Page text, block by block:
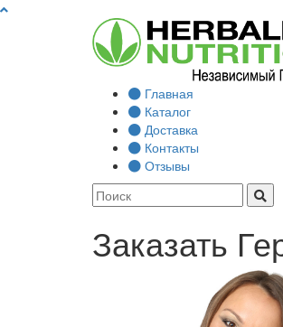
Главная
Каталог
Доставка
Контакты
Отзывы
Заказать